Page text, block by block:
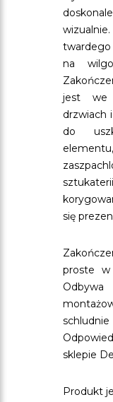
twardego
na
jest we
drzwiach
do
się
proste w
sklepie
Produkt